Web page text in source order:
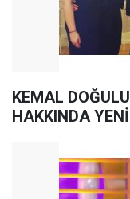
KEMAL
HAKKINDA